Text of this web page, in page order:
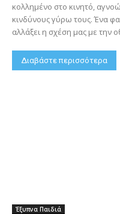
κολλημένο στο κινητό,
κινδύνους γύρω τους. Ένα
αλλάξει η σχέση μας με την
Διαβάστε περισσότερα
Έξυπνα Παιδιά